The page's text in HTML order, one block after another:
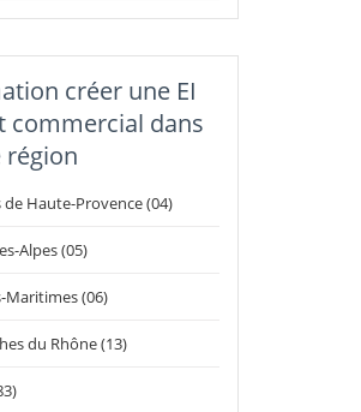
créer une EI
commercial dans
de Haute-Provence (04)
Alpes (05)
Maritimes (06)
du Rhône (13)